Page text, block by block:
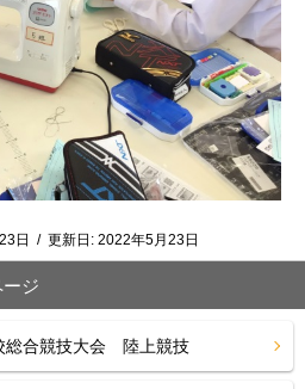
日 / 更新日: 2022年5月23日
ジ
総合競技大会 陸上競技